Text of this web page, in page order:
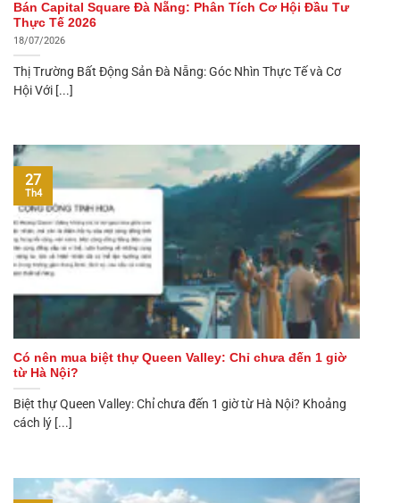
Bán Capital Square Đà Nẵng: Phân Tích Cơ Hội Đầu Tư
Thực Tế 2026
18/07/2026
Thị Trường Bất Động Sản Đà Nẵng: Góc Nhìn Thực Tế và Cơ
Hội Với [...]
Có nên mua biệt thự Queen Valley: Chỉ chưa đến 1 giờ
từ Hà Nội?
Biệt thự Queen Valley: Chỉ chưa đến 1 giờ từ Hà Nội? Khoảng
cách lý [...]
27
Th4